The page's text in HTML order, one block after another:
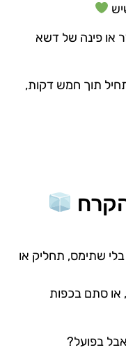
או פינה של דשא
תוך חמש דקות,
שתימס, תחליק או
או סתם בכפות
בפועל?